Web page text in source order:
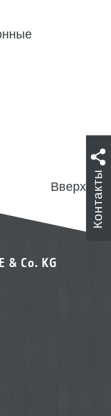
Вверх
& Co. KG
Контакты